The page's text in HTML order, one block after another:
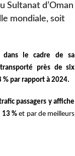
Sultanat d’Oman
mondiale, soit
dans le cadre de sa
près de six
par rapport à 2024.
passagers y affiche
13 %et par de meilleurs